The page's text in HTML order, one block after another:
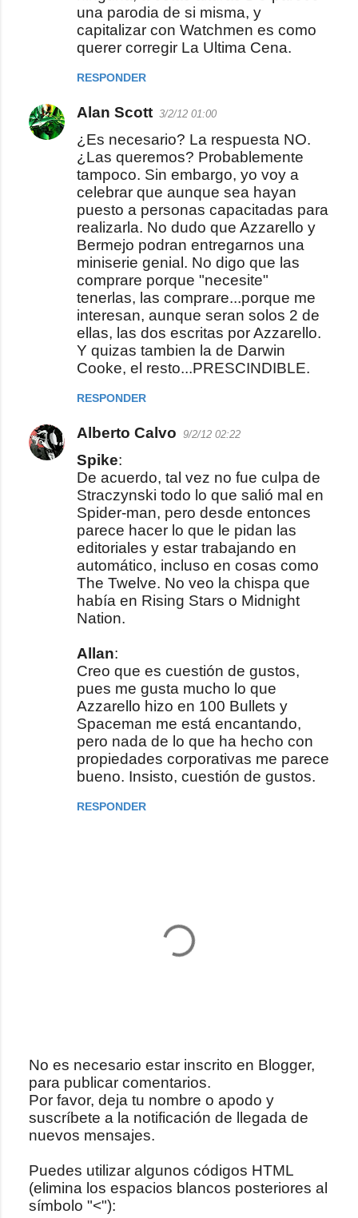
una parodia de si misma, y
capitalizar con Watchmen es como
querer corregir La Ultima Cena.
RESPONDER
Alan Scott 3/2/12 01:00
¿Es necesario? La respuesta NO.
¿Las queremos? Probablemente
tampoco. Sin embargo, yo voy a
celebrar que aunque sea hayan
puesto a personas capacitadas para
realizarla. No dudo que Azzarello y
Bermejo podran entregarnos una
miniserie genial. No digo que las
comprare porque "necesite"
tenerlas, las comprare...porque me
interesan, aunque seran solos 2 de
ellas, las dos escritas por Azzarello.
Y quizas tambien la de Darwin
Cooke, el resto...PRESCINDIBLE.
RESPONDER
Alberto Calvo 9/2/12 02:22
Spike:
De acuerdo, tal vez no fue culpa de
Straczynski todo lo que salió mal en
Spider-man, pero desde entonces
parece hacer lo que le pidan las
editoriales y estar trabajando en
automático, incluso en cosas como
The Twelve. No veo la chispa que
había en Rising Stars o Midnight
Nation.
Allan:
Creo que es cuestión de gustos,
pues me gusta mucho lo que
Azzarello hizo en 100 Bullets y
Spaceman me está encantando,
pero nada de lo que ha hecho con
propiedades corporativas me parece
bueno. Insisto, cuestión de gustos.
RESPONDER
P
u
b
l
c
a
r
No es necesario estar inscrito en Blogger,
para publicar comentarios.
Por favor, deja tu nombre o apodo y
suscríbete a la notificación de llegada de
nuevos mensajes.
Puedes utilizar algunos códigos HTML
(elimina los espacios blancos posteriores al
símbolo "<"):